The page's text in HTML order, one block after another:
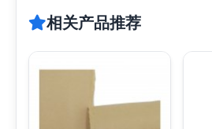
相关产品推荐